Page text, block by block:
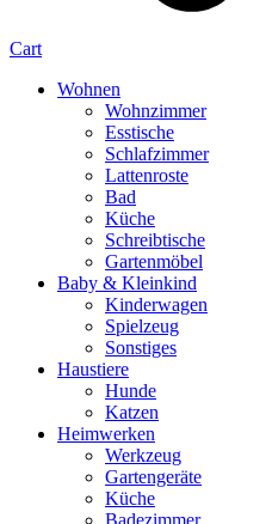
Cart
Wohnen
Wohnzimmer
Esstische
Schlafzimmer
Lattenroste
Bad
Küche
Schreibtische
Gartenmöbel
Baby & Kleinkind
Kinderwagen
Spielzeug
Sonstiges
Haustiere
Hunde
Katzen
Heimwerken
Werkzeug
Gartengeräte
Küche
Badezimmer